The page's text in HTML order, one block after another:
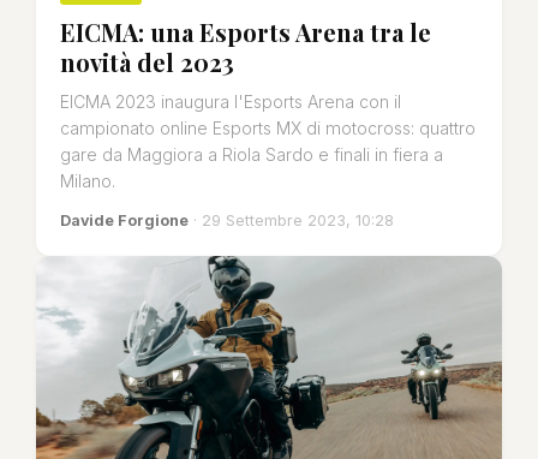
EICMA: una Esports Arena tra le
novità del 2023
EICMA 2023 inaugura l'Esports Arena con il
campionato online Esports MX di motocross: quattro
gare da Maggiora a Riola Sardo e finali in fiera a
Milano.
Davide Forgione · 29 Settembre 2023, 10:28